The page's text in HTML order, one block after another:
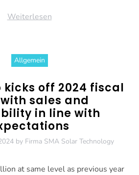
Weiterlesen
Allgemein
kicks off 2024 fiscal
sales and
in line with
by Firma SMA Solar Technology
at same level as previous year